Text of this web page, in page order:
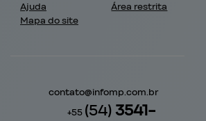
Ajuda
Mapa do site
Área restrita
contato@infomp.com.br
+55 (54)3541-